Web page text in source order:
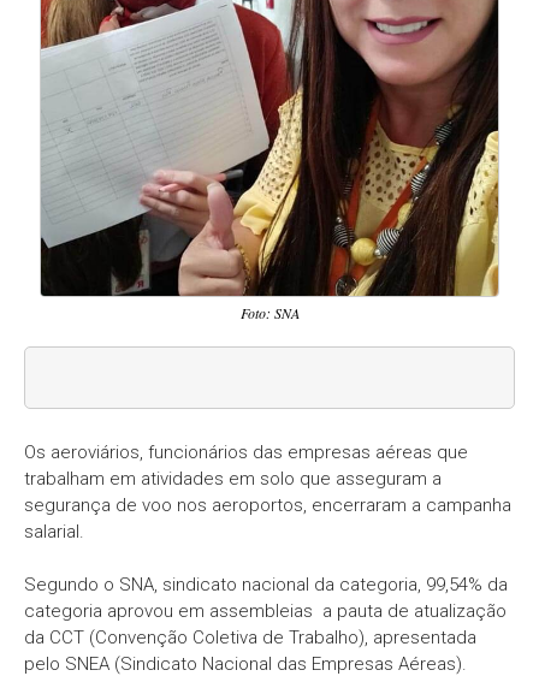
Foto: SNA
Os aeroviários, funcionários das empresas aéreas que
trabalham em atividades em solo que asseguram a
segurança de voo nos aeroportos, encerraram a campanha
salarial.
Segundo o SNA, sindicato nacional da categoria, 99,54% da
categoria aprovou em assembleias a pauta de atualização
da CCT (Convenção Coletiva de Trabalho), apresentada
pelo SNEA (Sindicato Nacional das Empresas Aéreas).